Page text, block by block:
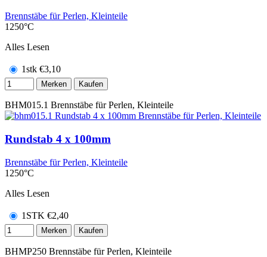
Brennstäbe für Perlen, Kleinteile
1250°C
Alles Lesen
1stk €3,10
Merken Kaufen
BHM015.1 Brennstäbe für Perlen, Kleinteile
Rundstab 4 x 100mm
Brennstäbe für Perlen, Kleinteile
1250°C
Alles Lesen
1STK €2,40
Merken Kaufen
BHMP250 Brennstäbe für Perlen, Kleinteile